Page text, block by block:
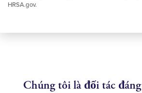
HRSA.gov.
Chúng tôi là đối tác